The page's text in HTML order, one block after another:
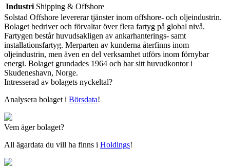
Industri Shipping & Offshore
Solstad Offshore levererar tjänster inom offshore- och oljeindustrin.
Bolaget bedriver och förvaltar över flera fartyg på global nivå.
Fartygen består huvudsakligen av ankarhanterings- samt
installationsfartyg. Merparten av kunderna återfinns inom
oljeindustrin, men även en del verksamhet utförs inom förnybar
energi. Bolaget grundades 1964 och har sitt huvudkontor i
Skudeneshavn, Norge.
Intresserad av bolagets nyckeltal?
Analysera bolaget i Börsdata!
Vem äger bolaget?
All ägardata du vill ha finns i Holdings!